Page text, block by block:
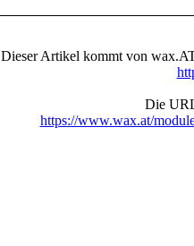
Dieser Artikel kommt von
Die
https://www.wax.at/